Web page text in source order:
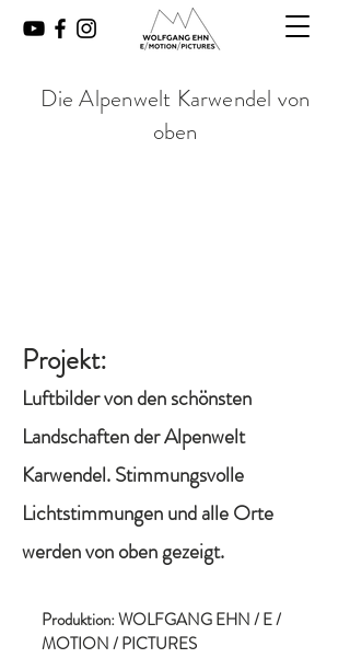
Die Alpenwelt Karwendel von
oben
Projekt:
Luftbilder von den schönsten
Landschaften der Alpenwelt
Karwendel. Stimmungsvolle
Lichtstimmungen und alle Orte
werden von oben gezeigt.
Produktion: WOLFGANG EHN / E /
MOTION / PICTURES